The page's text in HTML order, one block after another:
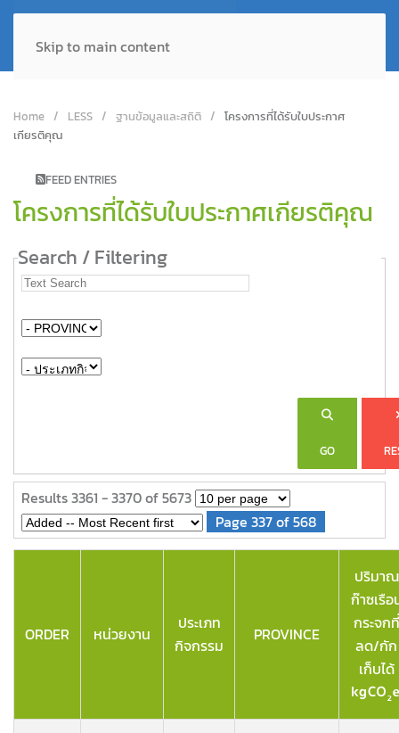
Skip to main content
Home LESS ฐานข้อมูลและสถิติ
โครงการที่ได้รับใบประกาศ
เกียรติคุณ
FEED ENTRIES
โครงการที่ได้รับใบประกาศเกียรติคุณ
Search / Filtering
GO
Results 3361 - 3370 of 5673
Page 337 of 568
ORDER หน่วยงาน
ประเภท
กิจกรรม
PROVINCE
ปริมาณ
ก๊าซเรือ
กระจกที่
ลด/กัก
เก็บได้